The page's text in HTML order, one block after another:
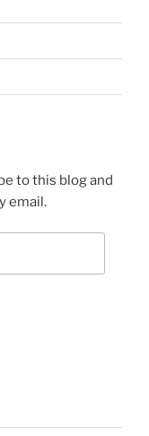
to this blog and
email.